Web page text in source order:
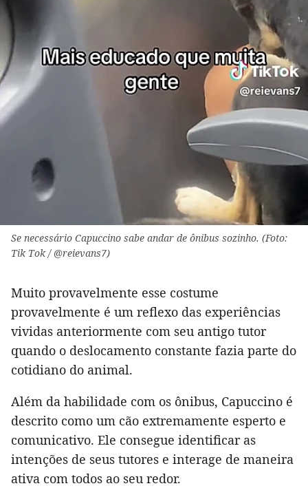
Se necessário Capuccino sabe andar de ônibus sozinho. (Foto:
Tik Tok / @reievans7)
Muito provavelmente esse costume
provavelmente é um reflexo das experiências
vividas anteriormente com seu antigo tutor
quando o deslocamento constante fazia parte do
cotidiano do animal.
Além da habilidade com os ônibus, Capuccino é
descrito como um cão extremamente esperto e
comunicativo. Ele consegue identificar as
intenções de seus tutores e interage de maneira
ativa com todos ao seu redor.